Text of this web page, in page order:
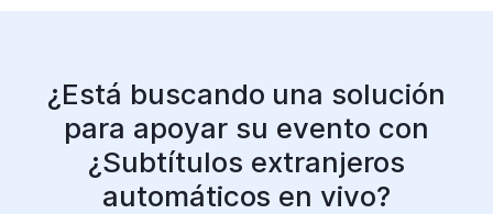
¿Está buscando una solución
para apoyar su evento con
¿Subtítulos extranjeros
automáticos en vivo?